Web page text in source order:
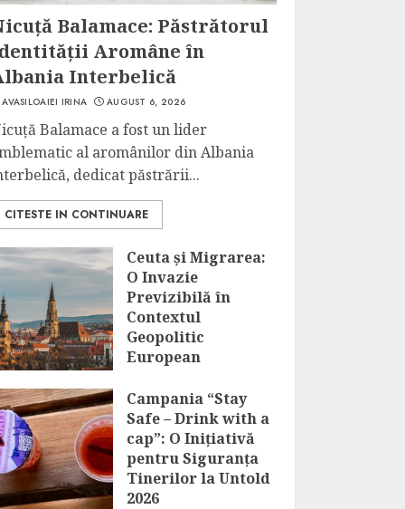
Balamace: Păstrătorul
Aromâne în
Interbelică
AVASILOAIEI IRINA AUGUST 6, 2026
Balamace a fost un lider
al aromânilor din Albania
dedicat păstrării...
CITESTE IN CONTINUARE
Ceuta și Migrarea:
O Invazie
Previzibilă în
Contextul
Geopolitic
European
Campania “Stay
Safe – Drink with a
cap”: O Inițiativă
pentru Siguranța
Tinerilor la Untold
2026